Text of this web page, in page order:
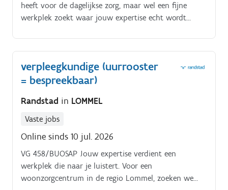
heeft voor de dagelijkse zorg, maar wel een fijne
werkplek zoekt waar jouw expertise echt wordt
healthcare.vlaanderen@randstad.be.
verpleegkundige (uurrooster
= bespreekbaar)
Randstad in LOMMEL
Vaste jobs
Online sinds 10 jul. 2026
VG 458/BUOSAP Jouw expertise verdient een
werkplek die naar je luistert. Voor een
woonzorgcentrum in de regio Lommel, zoeken we